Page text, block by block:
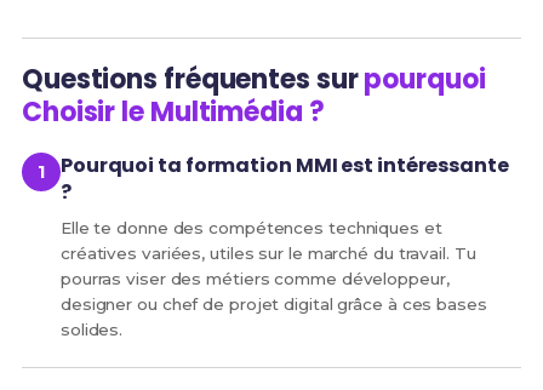
Questions fréquentes surpourquoi
Choisir le Multimédia ?
Pourquoi ta formation MMI est intéressante
?
Elle te donne des compétences techniques et
créatives variées, utiles sur le marché du travail. Tu
pourras viser des métiers comme développeur,
designer ou chef de projet digital grâce à ces bases
solides.